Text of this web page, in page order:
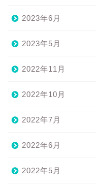
2023年6月
2023年5月
2022年11月
2022年10月
2022年7月
2022年6月
2022年5月